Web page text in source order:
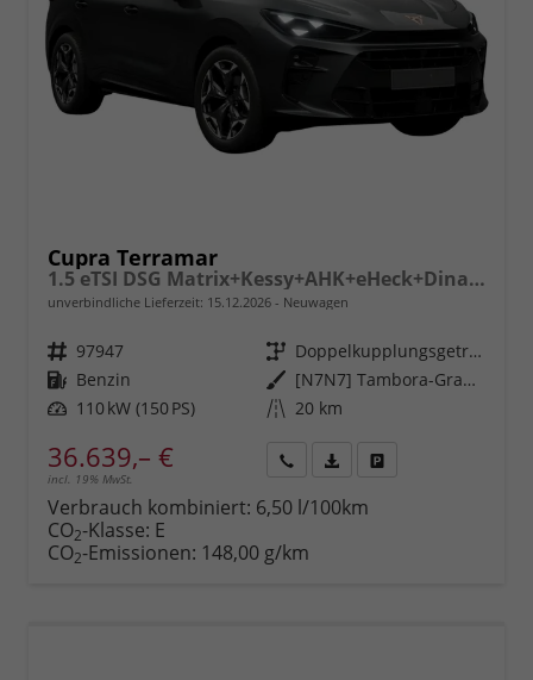
Cupra Terramar
1.5 eTSI DSG Matrix+Kessy+AHK+eHeck+Dinamica+CarPlay+eHeck+GV5
unverbindliche Lieferzeit: 15.12.2026 Neuwagen
Fahrzeugnr. 97947 Getriebe
Doppelkupplungsgetriebe (DSG)
Kraftstoff Benzin Außenfarbe
[N7N7] Tambora-Grau Metallic
Leistung 110 kW (150 PS) Kilometerstand 20 km
36.639,– €
incl. 19% MwSt.
anfordern
Datei,
Verbrauch kombiniert: 6,50 l/100km
CO2-Klasse: E
CO2-Emissionen: 148,00 g/km